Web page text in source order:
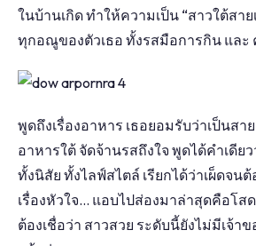
ในบ้านเกิด ทำให้ความเป็น “สาวใต้สา
ทุกอณูของตัวเธอ ทั้งรสมือการกิน และ
พูดถึงเรื่องอาหาร เธอยอมรับว่าเป็นสา
อาหารใต้ จัดจ้านรสถึงใจ พูดได้คำเดีย
ทั้งนิสัย ทั้งไลฟ์สไตล์ เรียกได้ว่าเผ็ดจน
เรื่องหัวใจ… แอบไปส่องมาล่าสุดคือโส
ต้องเชื่อว่า สาวสวย ระดับนี้ยังไม่มีเจ้า